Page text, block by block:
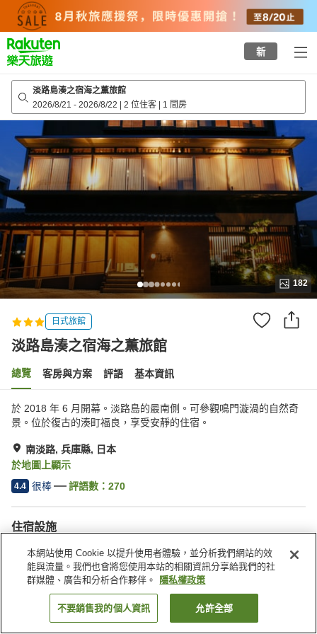
top
page
新
淡路島湊之宿海之薫旅館
2026/8/21 - 2026/8/22 | 2 位住客 | 1 間房
182
日式旅館
淡路島湊之宿海之薫旅館
總覽 客房與方案 評語 基本資訊
於 2018 年 6 月開幕。淡路島的最南側。可參觀鳴門漩渦的自然奇
景。位於復古的湊町福良，享受安靜的住宿。
南淡路, 兵庫縣, 日本
於地圖上顯示
4.4 很棒 評語數： 270
住宿設施
無線網路
館內有溫泉
休息室
商店
找客房
本網站使用 Cookie 以提升使用者體驗，並分析我們網站的效
能與流量。我們也會將您使用本站的相關資訊分享給我們的社
群媒體、廣告和分析合作夥伴。
隱私權政策
不要銷售我的個人資訊 允許全部